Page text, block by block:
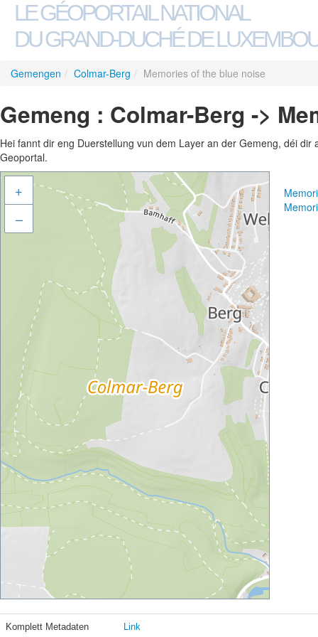
LE GÉOPORTAIL NATIONAL
DU GRAND-DUCHÉ DE
Gemengen / Colmar-Berg / Memories of the blue noise
Gemeng : Colmar-Berg ->
Hei fannt dir eng Duerstellung vun dem Layer an der Gemeng, déi
Geoportal.
+
–
Komplett Metadaten Link